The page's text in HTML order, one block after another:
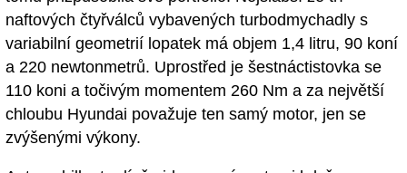
naftových čtyřválců vybavených turbodmychadly s
variabilní geometrií lopatek má objem 1,4 litru, 90 koní
a 220 newtonmetrů. Uprostřed je šestnáctistovka se
110 koni a točivým momentem 260 Nm a za největší
chloubu Hyundai považuje ten samý motor, jen se
zvýšenými výkony.